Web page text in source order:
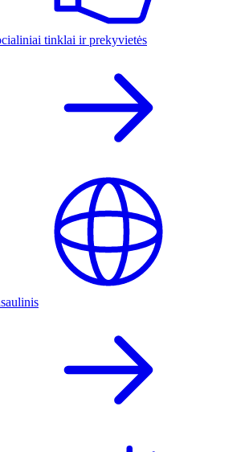
tinklai ir prekyvietės